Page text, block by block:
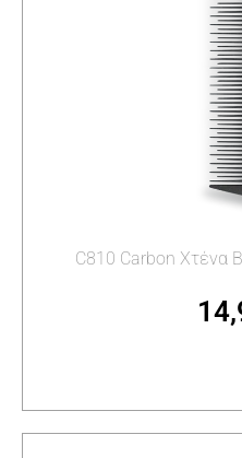
C810 Carbon Χτένα